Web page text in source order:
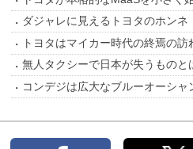
ダジャレに見えるトヨタのホンネ
トヨタはマイカー時代の終焉の訪
無人タクシーで日本が失うものと
コンデジは広大なブルーオーシャ